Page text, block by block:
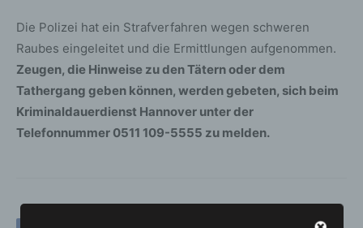
Die Polizei hat ein Strafverfahren wegen schweren
Raubes eingeleitet und die Ermittlungen aufgenommen.
Zeugen, die Hinweise zu den Tätern oder dem
Tathergang geben können, werden gebeten, sich beim
Kriminaldauerdienst Hannover unter der
Telefonnummer 0511 109-5555 zu melden.